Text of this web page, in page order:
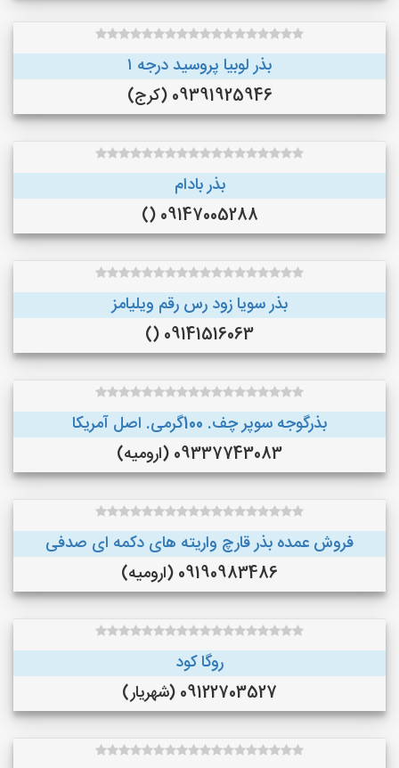
بذر لوبیا پروسید درجه ۱
09391925946 (کرج)
بذر بادام
09147005288 ()
بذر سویا زود رس رقم ویلیامز
09141516063 ()
بذرگوجه‌ سوپر چف. 100گرمی. اصل آمریکا
09337743083 (ارومیه)
فروش عمده بذر قارچ واریته های دکمه ای صدفی
09190983486 (ارومیه)
روگا کود
09122703527 (شهریار)